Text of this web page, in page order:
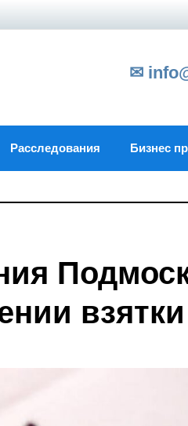
✉
Расследования Бизнес
взятки